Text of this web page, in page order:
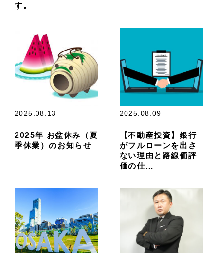
す。
2025.08.13
2025年 お盆休み（夏
季休業）のお知らせ
2025.08.09
【不動産投資】銀行
がフルローンを出さ
ない理由と路線価評
価の仕…